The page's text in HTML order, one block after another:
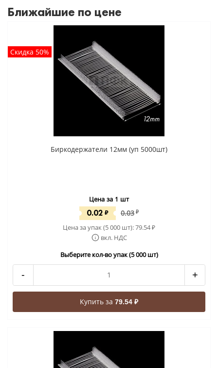
Ближайшие по цене
Скидка 50%
Биркодержатели 12мм (уп 5000шт)
Цена за 1 шт
0.02 ₽ 0.03 ₽
Цена за упак (5 000 шт):79.54₽
вкл. НДС
Выберите кол-во упак (5 000 шт)
- +
Купить за 79.54 ₽